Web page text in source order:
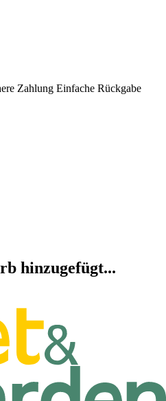
Zahlung Einfache Rückgabe
hinzugefügt...